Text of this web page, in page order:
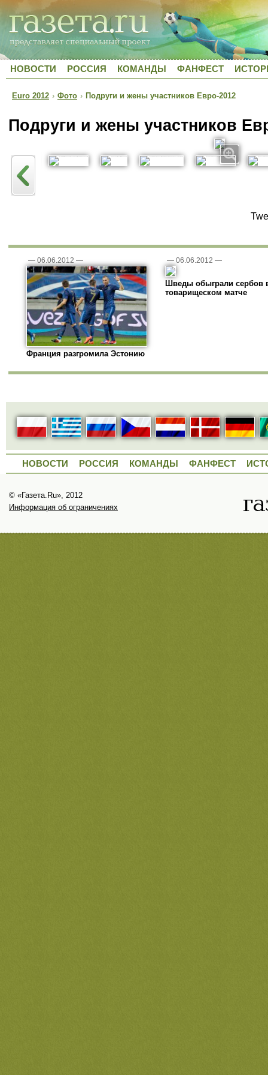
НОВОСТИ РОССИЯ КОМАНДЫ ФАНФЕСТ
Euro 2012 › Фото › Подруги и жены участников Евро-2012
Подруги и жены участников
— 06.06.2012 —
Франция разгромила Эстонию
— 06.06.2012 —
Шведы обыграли сербов
товарищеском матче
НОВОСТИ РОССИЯ КОМАНДЫ ФАНФЕСТ
© «Газета.Ru», 2012
Информация об ограничениях